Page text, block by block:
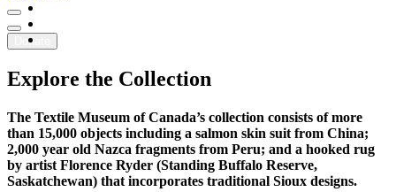
Youtube
Donate
Explore the Collection
The Textile Museum of Canada’s collection consists of more
than 15,000 objects including a salmon skin suit from China;
2,000 year old Nazca fragments from Peru; and a hooked rug
by artist Florence Ryder (Standing Buffalo Reserve,
Saskatchewan) that incorporates traditional Sioux designs.